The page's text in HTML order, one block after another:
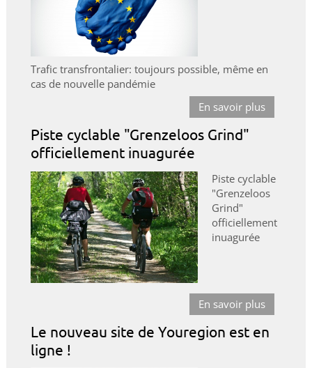
Trafic transfrontalier: toujours possible, même en
cas de nouvelle pandémie
En savoir plus
Piste cyclable "Grenzeloos Grind"
officiellement inuagurée
Piste cyclable
"Grenzeloos
Grind"
officiellement
inuagurée
En savoir plus
Le nouveau site de Youregion est en
ligne !